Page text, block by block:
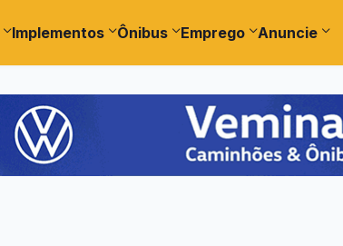
Implementos Ônibus Emprego Anuncie